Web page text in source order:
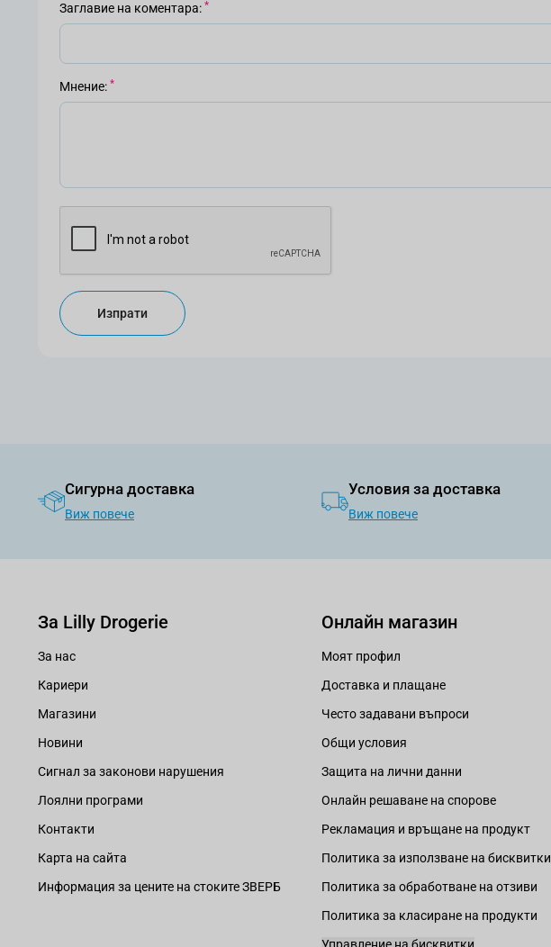
Заглавие на коментара
Мнение
Изпрати
Сигурна доставка
Виж повече
Условия за доставка
Виж повече
За Lilly Drogerie
За нас
Кариери
Магазини
Новини
Сигнал за законови нарушения
Лоялни програми
Контакти
Карта на сайта
Информация за цените на стоките ЗВЕРБ
Онлайн магазин
Моят профил
Доставка и плащане
Често задавани въпроси
Общи условия
Защита на лични данни
Онлайн решаване на спорове
Рекламация и връщане на продукт
Политика за използване на бисквитки
Политика за обработване на отзиви
Политика за класиране на продукти